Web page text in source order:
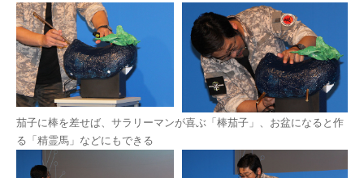
茄子に棒を差せば、サラリーマンが喜ぶ「棒茄子」、お盆になると作
る「精霊馬」などにもできる